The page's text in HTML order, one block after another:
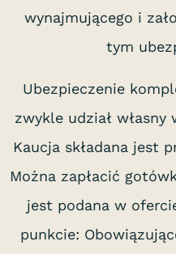
wynajmującego i
tym
Ubezpieczenie
zwykle udział
Kaucja składana jest
Można zapłacić
jest podana w
punkcie: